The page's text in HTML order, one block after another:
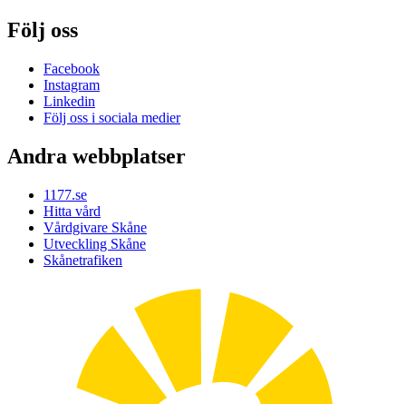
Följ oss
Facebook
Instagram
Linkedin
Följ oss i sociala medier
Andra webbplatser
1177.se
Hitta vård
Vårdgivare Skåne
Utveckling Skåne
Skånetrafiken